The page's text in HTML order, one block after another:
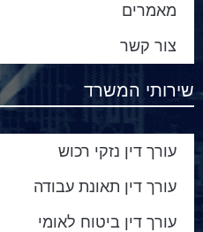
מאמרים
צור קשר
שירותי המשרד
עורך דין נזקי רכוש
עורך דין תאונת עבודה
עורך דין ביטוח לאומי